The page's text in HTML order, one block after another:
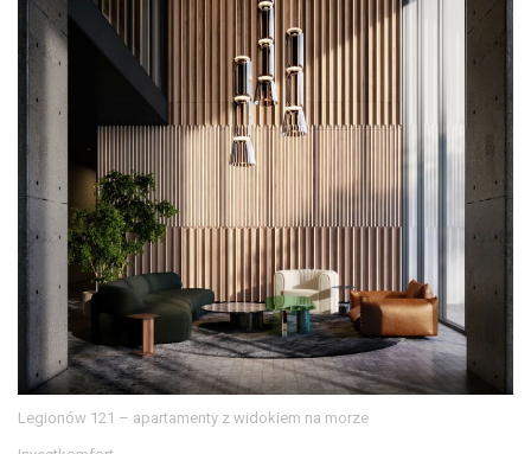
Legionów 121 – apartamenty z widokiem na morze